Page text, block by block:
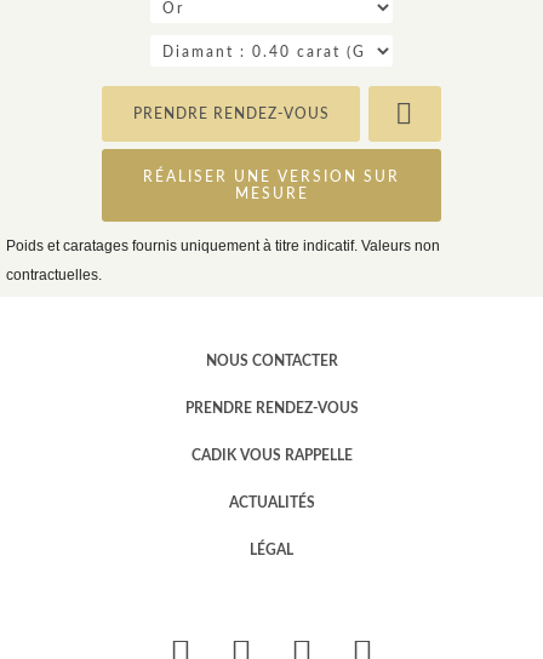
PRENDRE RENDEZ-VOUS
RÉALISER UNE VERSION SUR
MESURE
Poids et caratages fournis uniquement à titre indicatif. Valeurs non
contractuelles.
NOUS CONTACTER
PRENDRE RENDEZ-VOUS
CADIK VOUS RAPPELLE
ACTUALITÉS
LÉGAL